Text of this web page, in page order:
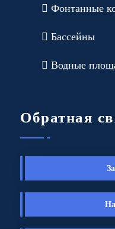
Фонтанные
Бассейны
Водные
Обратная